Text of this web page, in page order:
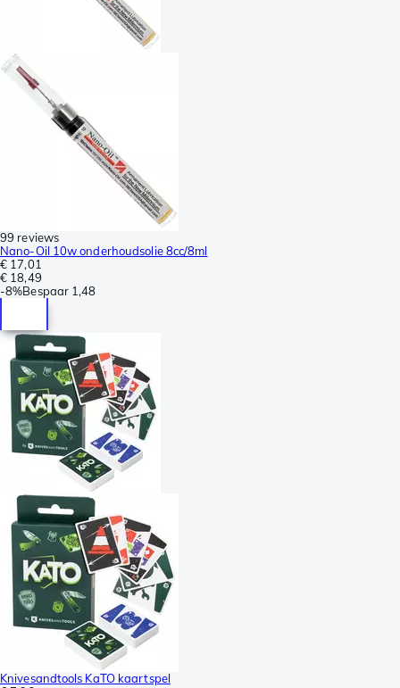
99 reviews
Nano-Oil 10w onderhoudsolie 8cc/8ml
€ 17,01
€ 18,49
-8%Bespaar 1,48
Knivesandtools KaTO kaartspel